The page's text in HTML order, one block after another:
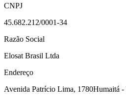
CNPJ
45.682.212/0001-34
Razão Social
Elosat Brasil Ltda
Endereço
Avenida Patrício Lima, 1780Humaitá -